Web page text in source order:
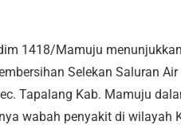
1418/Mamuju menunjukkan
Selekan Saluran Air
Tapalang Kab. Mamuju
wabah penyakit di wilayah